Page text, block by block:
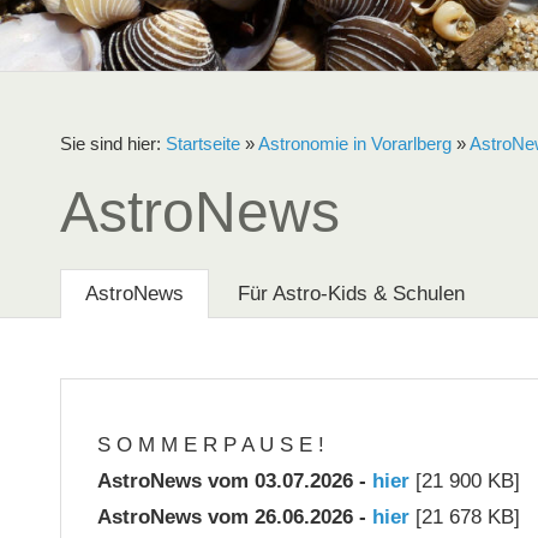
Sie sind hier: Startseite »Astronomie in Vorarlberg »
AstroNews
AstroNews Für Astro-Kids & Schulen
S O M M E R P A U S E !
AstroNews vom 03.07.2026 - hier [21 900 KB]
AstroNews vom 26.06.2026 - hier [21 678 KB]